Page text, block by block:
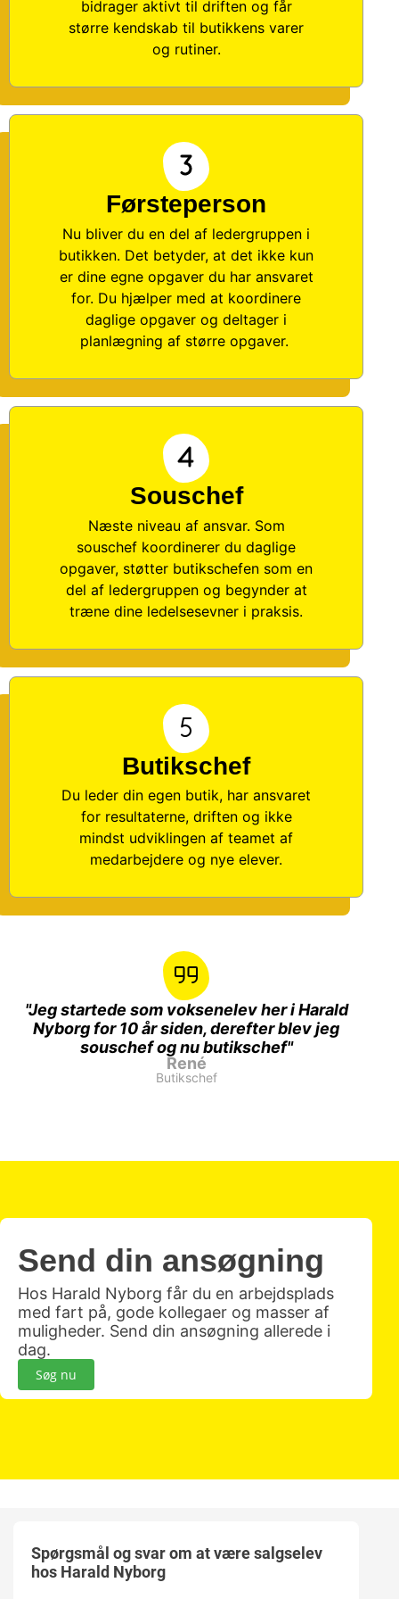
bidrager aktivt til driften og får
større kendskab til butikkens varer
og rutiner.
Førsteperson
Nu bliver du en del af ledergruppen i
butikken. Det betyder, at det ikke kun
er dine egne opgaver du har ansvaret
for. Du hjælper med at koordinere
daglige opgaver og deltager i
planlægning af større opgaver.
Souschef
Næste niveau af ansvar. Som
souschef koordinerer du daglige
opgaver, støtter butikschefen som en
del af ledergruppen og begynder at
træne dine ledelsesevner i praksis.​
Butikschef
Du leder din egen butik, har ansvaret
for resultaterne, driften og ikke
mindst udviklingen af teamet af
medarbejdere og nye elever.​
"Jeg startede som voksenelev her i Harald
Nyborg for 10 år siden, derefter blev jeg
souschef og nu butikschef"
René
Butikschef
Send din ansøgning
Hos Harald Nyborg får du en arbejdsplads
med fart på, gode kollegaer og masser af
muligheder. Send din ansøgning allerede i
dag.
Søg nu
Spørgsmål og svar om at være salgselev
hos Harald Nyborg